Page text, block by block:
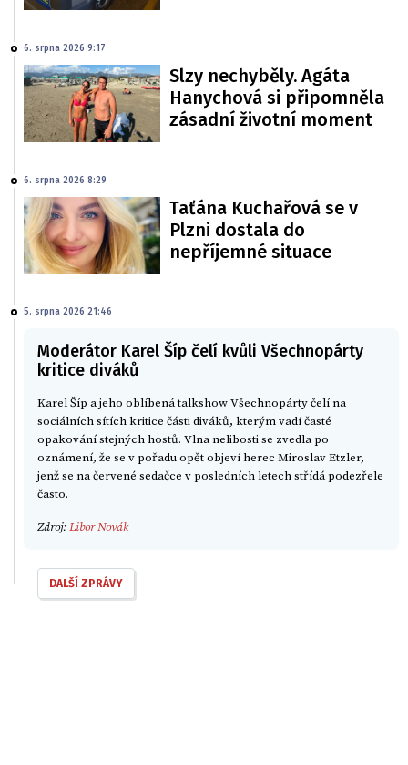
6. srpna 2026 9:17
Slzy nechyběly. Agáta
Hanychová si připomněla
zásadní životní moment
6. srpna 2026 8:29
Taťána Kuchařová se v
Plzni dostala do
nepříjemné situace
5. srpna 2026 21:46
Moderátor Karel Šíp čelí kvůli Všechnopárty
kritice diváků
Karel Šíp a jeho oblíbená talkshow Všechnopárty čelí na
sociálních sítích kritice části diváků, kterým vadí časté
opakování stejných hostů. Vlna nelibosti se zvedla po
oznámení, že se v pořadu opět objeví herec Miroslav Etzler,
jenž se na červené sedačce v posledních letech střídá podezřele
často.
Zdroj:Libor Novák
DALŠÍ ZPRÁVY